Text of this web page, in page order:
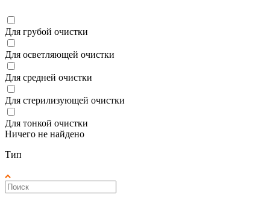
Для грубой очистки
Для осветляющей очистки
Для средней очистки
Для стерилизующей очистки
Для тонкой очистки
Ничего не найдено
Тип